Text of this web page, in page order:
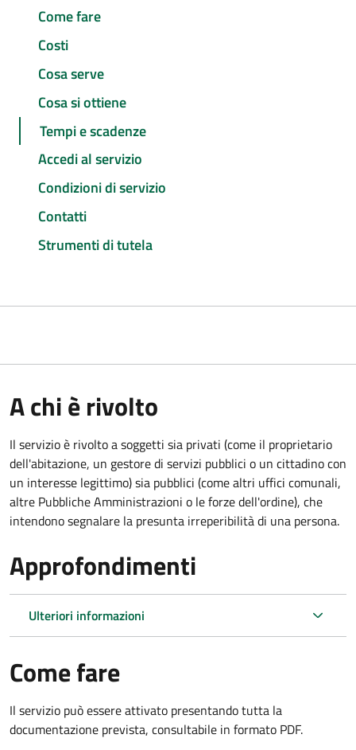
Come fare
Costi
Cosa serve
Cosa si ottiene
Tempi e scadenze
Accedi al servizio
Condizioni di servizio
Contatti
Strumenti di tutela
A chi è rivolto
Il servizio è rivolto a soggetti sia privati (come il proprietario
dell'abitazione, un gestore di servizi pubblici o un cittadino con
un interesse legittimo) sia pubblici (come altri uffici comunali,
altre Pubbliche Amministrazioni o le forze dell'ordine), che
intendono segnalare la presunta irreperibilità di una persona.
Approfondimenti
Ulteriori informazioni
Come fare
Il servizio può essere attivato presentando tutta la
documentazione prevista, consultabile in formato PDF.